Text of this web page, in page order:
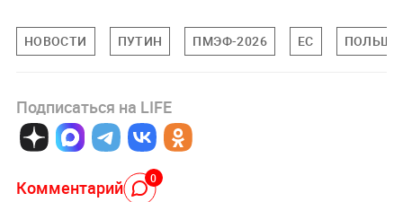
НОВОСТИ ПУТИН ПМЭФ-2026 ЕС ПОЛЬША
Подписаться на LIFE
Комментарий 0